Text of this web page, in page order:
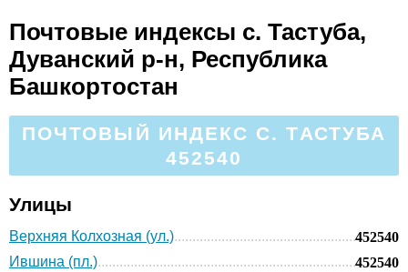
Почтовые индексы с. Тастуба,
Дуванский р-н, Республика
Башкортостан
ПОЧТОВЫЙ ИНДЕКС С. ТАСТУБА
452540
Улицы
Верхняя Колхозная (ул.)
452540
Ившина (пл.)
452540